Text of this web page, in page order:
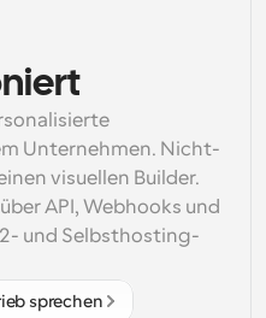
KI-gestützten Anrufen
und Erinnerungen
über die neuesten
Minuten mit Kunden
Unternehmen. Nicht-
visuellen Builder.
API, Webhooks und
und Selbsthosting-
sprechen